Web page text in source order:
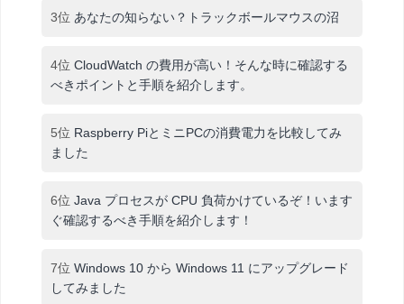
3位 あなたの知らない？トラックボールマウスの沼
4位 CloudWatch の費用が高い！そんな時に確認する
べきポイントと手順を紹介します。
5位 Raspberry PiとミニPCの消費電力を比較してみ
ました
6位 Java プロセスが CPU 負荷かけているぞ！います
ぐ確認するべき手順を紹介します！
7位 Windows 10 から Windows 11 にアップグレード
してみました